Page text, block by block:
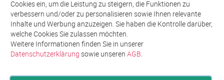
an:
Cookies ein, um die Leistung zu steigern, die Funktionen zu
verbessern und/oder zu personalisieren sowie Ihnen relevante
Inhalte und Werbung anzuzeigen. Sie haben die Kontrolle darüber,
welche Cookies Sie zulassen möchten.
Weitere Informationen finden Sie in unserer
Datenschutzerklärung sowie unseren AGB.